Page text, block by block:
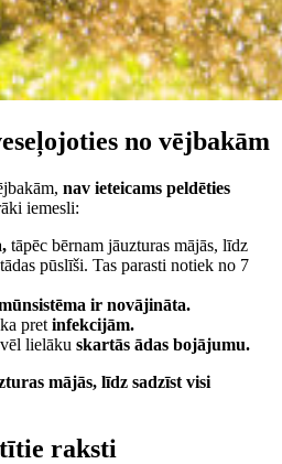
no vējbakām
nav ieteicams peldēties
iemesli:
tāpēc bērnam jāuzturas mājās, līdz
pūslīši. Tas parasti notiek no 7
ir novājināta.
pret infekcijām.
lielāku skartās ādas bojājumu.
mājās, līdz sadzīst visi
raksti